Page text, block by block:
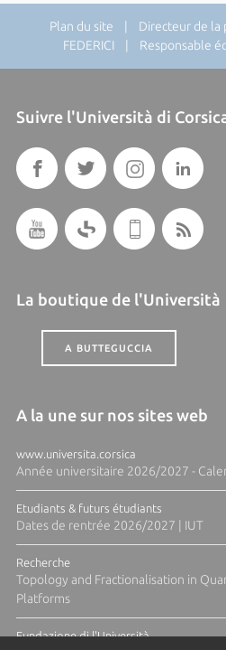
Plan du site | Directeur de la
FEDERICI | Responsable
Suivre l'Università di
La boutique de l'Università
A BUTTEGUCCIA
A la une sur nos sites web
www.universita.corsica
Année universitaire 2026/2027 -
Etudiants & futurs étudiants
Dates de rentrée 2026/2027 | IUT
Recherche
Topology and Fractionalisation in
Platforms
Fundazione di l'Università